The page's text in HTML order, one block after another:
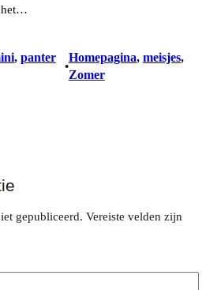
het…
, panter
•
Homepagina, meisjes ,
Zomer
gepubliceerd. Vereiste velden zijn